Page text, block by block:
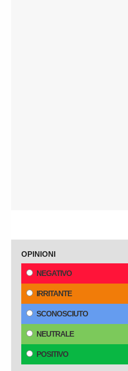
OPINIONI
NEGATIVO
IRRITANTE
SCONOSCIUTO
NEUTRALE
POSITIVO